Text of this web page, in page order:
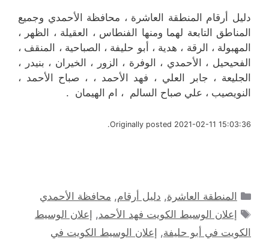
دليل أرقام المنطقة العاشرة ، محافظة الأحمدي وجميع
المناطق التابعة لهما ومنها الفنطاس ، العقيلة ، الظهر ،
المهبولة ، الرقة ، هدية ، أبو حليفة ، الصباحية ، المنقف ،
الفحيحيل ، الأحمدي ، الوفرة ، الزور ، الخيران ، بنيدر ،
الجليعة ، جابر العلي ، فهد الأحمد ، ، صباح الأحمد ،
النويصيب ، علي صباح السالم ، ام الهيمان .
Originally posted 2021-02-11 15:03:36.
التصنيفات
المنطقة العاشرة, دليل أرقام, محافظة الأحمدي
الوسوم
إعلان الوسيط الكويت فهد الأحمد, إعلان الوسيط
الكويت في أبو حليفة, إعلان الوسيط الكويت في